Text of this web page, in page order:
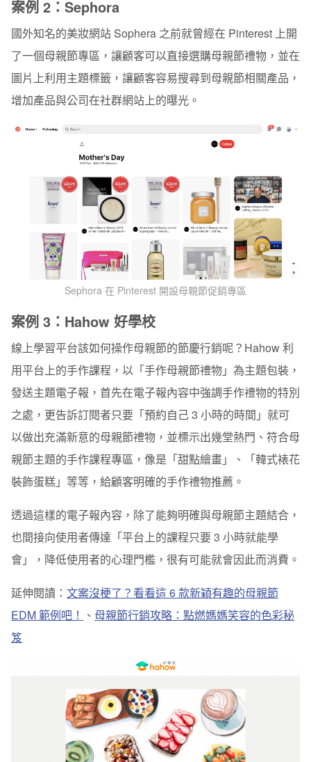
案例 2：Sephora
國外知名的美妝網站 Sophera 之前就曾經在 Pinterest 上開
了一個母親節專區，讓顧客可以直接選購母親節禮物，並在
圖片上利用主題標籤，讓顧客容易搜尋到母親節相關產品，
增加產品與公司在社群網站上的曝光。
Sephora 在 Pinterest 開設母親節促銷專區
案例 3：Hahow 好學校
線上學習平台該如何操作母親節的節慶行銷呢？Hahow 利
用平台上的手作課程，以「手作母親節禮物」為主題包裝，
發送主題電子報，首先在電子報內容中強調手作禮物的特別
之處，更告訴訂閱者只要「預約自己 3 小時的時間」就可
以做出充滿新意的母親節禮物，並標示出幾堂熱門、符合母
親節主題的手作課程專區，像是「甜點繪畫」、「韓式裱花
裝飾蛋糕」等等，給顧客明確的手作禮物推薦。
透過這樣的電子報內容，除了能夠明確與母親節主題結合，
也間接向使用者傳達「平台上的課程只要 3 小時就能學
會」，降低使用者的心理門檻，很有可能就會因此而消費。
延伸閱讀： 文案沒梗了？看看這 6 款新穎有趣的母親節
EDM 範例吧！ 、 母親節行銷攻略：點燃媽媽笑容的色彩秘
笈